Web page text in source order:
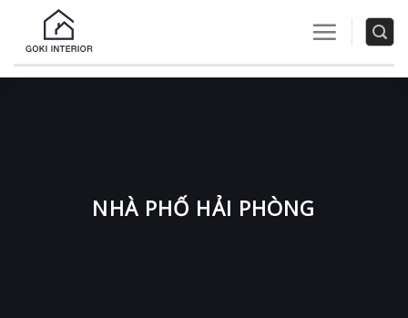
content
NHÀ PHỐ HẢI PHÒNG